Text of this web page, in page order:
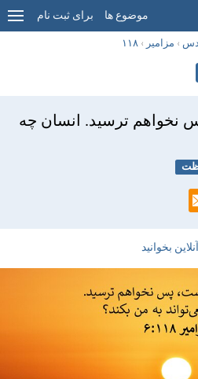
موضوع ها برای ثبت نام
› مزامير ›۱۱۸
نخواهم ترسيد. انسان چه
بخوانید